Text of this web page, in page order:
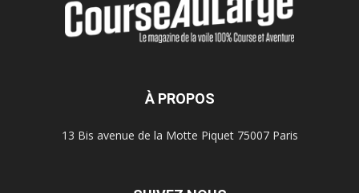
À PROPOS
13 Bis avenue de la Motte Piquet 75007 Paris